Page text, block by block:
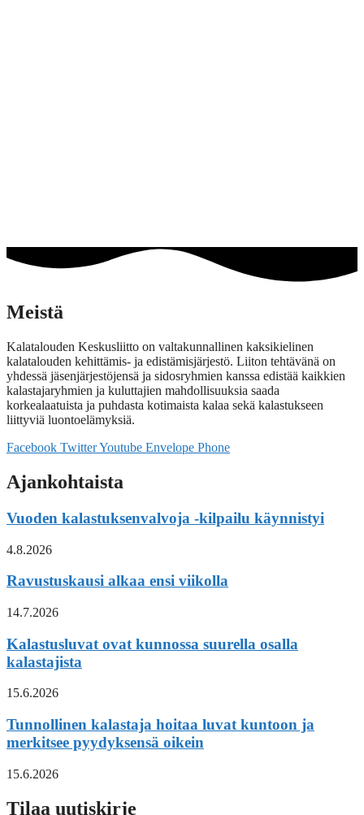
Meistä
Kalatalouden Keskusliitto on valtakunnallinen kaksikielinen
kalatalouden kehittämis- ja edistämisjärjestö. Liiton tehtävänä on
yhdessä jäsenjärjestöjensä ja sidosryhmien kanssa edistää kaikkien
kalastajaryhmien ja kuluttajien mahdollisuuksia saada
korkealaatuista ja puhdasta kotimaista kalaa sekä kalastukseen
liittyviä luontoelämyksiä.
Facebook TwitterYoutube Envelope Phone
Ajankohtaista
Vuoden kalastuksenvalvoja -kilpailu käynnistyi
4.8.2026
Ravustuskausi alkaa ensi viikolla
14.7.2026
Kalastusluvat ovat kunnossa suurella osalla
kalastajista
15.6.2026
Tunnollinen kalastaja hoitaa luvat kuntoon ja
merkitsee pyydyksensä oikein
15.6.2026
Tilaa uutiskirje